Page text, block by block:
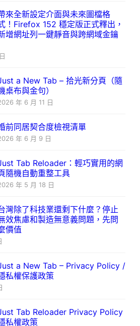
來全新設定介面與未來圖檔格
！Firefox 152 穩定版正式釋出，
增網址列一鍵靜音與跨網域金鑰
a New Tab – 拾光新分頁（隨
桌布與金句）
年 6 月 11 日
前同居契合度檢視清單
年 6 月 9 日
Tab Reloader：輕巧實用的網
隨機自動重整工具
年 5 月 18 日
灣除了科技業還剩下什麼？停止
效焦慮和製造無意義問題，先問
價值
a New Tab – Privacy Policy /
私權保護政策
Tab Reloader Privacy Policy
私權政策